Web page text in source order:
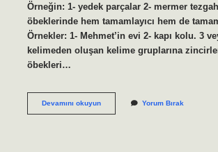
Örneğin: 1- yedek parçalar 2- mermer
öbeklerinde hem tamamlayıcı hem de
Örnekler: 1- Mehmet’in evi 2- kapı kolu. 3
kelimeden oluşan kelime gruplarına
öbekleri…
Devamını okuyunİSim
Yorum Bırak